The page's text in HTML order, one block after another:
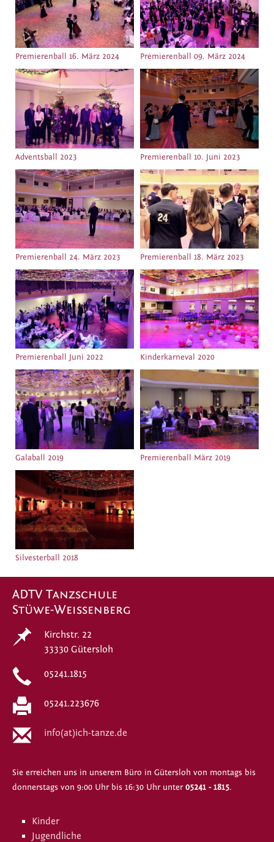
Premierenball 16. März 2024 Premierenball 09. März 2024
Adventsball 2023 Premierenball 10. Juni 2023
Premierenball 24. März 2023 Premierenball 18. März 2023
Premierenball Juni 2022 Kinderkarneval 2020
Galaball 2019 Premierenball März 2019
Silvesterball 2018
ADTV Tanzschule
Stüwe-Weissenberg
Kirchstr. 22
33330 Gütersloh
05241.1815
05241.223676
info(at)ich-tanze.de
Sie erreichen uns in unserem Büro in Gütersloh von montags bis
donnerstags von 9:00 Uhr bis 16:30 Uhr unter05241 - 1815.
Kinder
Jugendliche